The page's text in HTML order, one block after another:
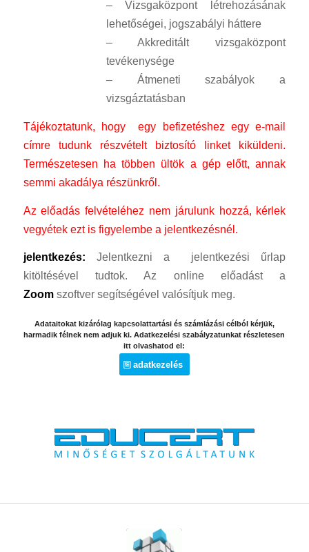
– Vizsgaközpont létrehozásának
lehetőségei, jogszabályi háttere
– Akkreditált vizsgaközpont
tevékenysége
– Átmeneti szabályok a
vizsgáztatásban
Tájékoztatunk, hogy egy befizetéshez egy e-mail
címre tudunk részvételt biztosító linket kiküldeni.
Természetesen ha többen ültök a gép előtt, annak
semmi akadálya részünkről.
Az előadás felvételéhez nem járulunk hozzá, kérlek
vegyétek ezt is figyelembe a jelentkezésnél.
jelentkezés: Jelentkezni a jelentkezési űrlap
kitöltésével tudtok. Az online előadást a
Zoomszoftver segítségével valósítjuk meg.
Adataitokat kizárólag kapcsolattartási és számlázási célból kérjük,
harmadik félnek nem adjuk ki. Adatkezelési szabályzatunkat részletesen
itt olvashatod el:
adatkezelés